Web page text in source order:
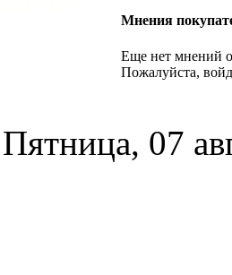
Мнения
Еще нет мнений
Пожалуйста,
07